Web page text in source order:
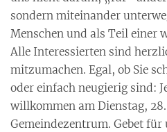
sondern miteinander
Menschen und als Teil einer
Alle Interessierten sind
mitzumachen. Egal, ob Sie
oder einfach neugierig sind:
willkommen am Dienstag,
Gemeindezentrum. Gebet